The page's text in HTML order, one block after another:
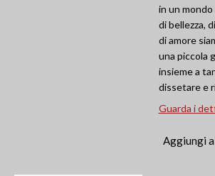
in un
di bellezza,
di amore
una piccola
insieme a
dissetare e
Guarda i
Aggiungi